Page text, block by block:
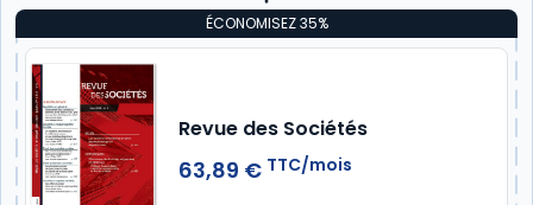
ÉCONOMISEZ 35%
Revue des Sociétés
63,89 € TTC/mois